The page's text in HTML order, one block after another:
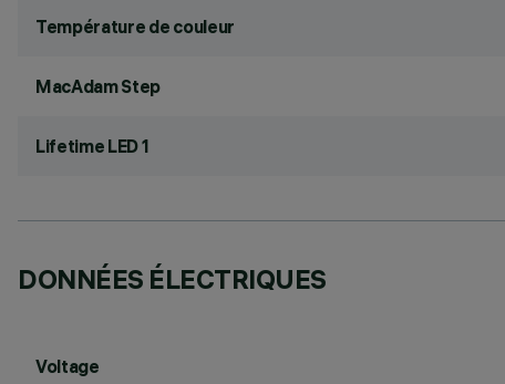
Température de couleur
MacAdam Step
Lifetime LED 1
DONNÉES ÉLECTRIQUES
Voltage